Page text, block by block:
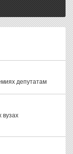
депутатам
вузах